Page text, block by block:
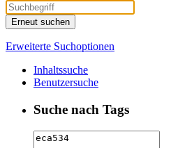
Erneut suchen
Erweiterte Suchoptionen
Inhaltssuche
Benutzersuche
Suche nach Tags